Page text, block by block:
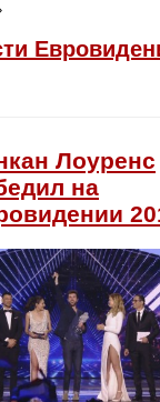
Лоуренс
на